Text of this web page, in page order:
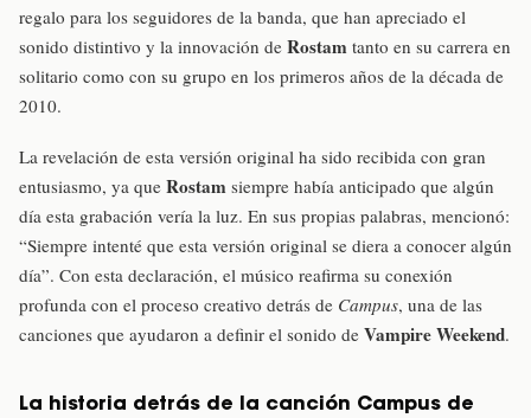
regalo para los seguidores de la banda, que han apreciado el
sonido distintivo y la innovación de Rostam tanto en su carrera en
solitario como con su grupo en los primeros años de la década de
2010.
La revelación de esta versión original ha sido recibida con gran
entusiasmo, ya que Rostam siempre había anticipado que algún
día esta grabación vería la luz. En sus propias palabras, mencionó:
“Siempre intenté que esta versión original se diera a conocer algún
día”. Con esta declaración, el músico reafirma su conexión
profunda con el proceso creativo detrás de Campus, una de las
canciones que ayudaron a definir el sonido de Vampire Weekend.
La historia detrás de la canción Campus de